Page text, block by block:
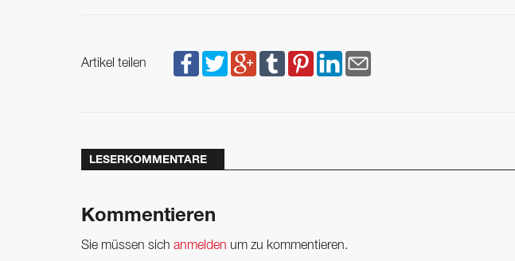
Artikel teilen
LESERKOMMENTARE
Kommentieren
Sie müssen sich anmelden um zu kommentieren.